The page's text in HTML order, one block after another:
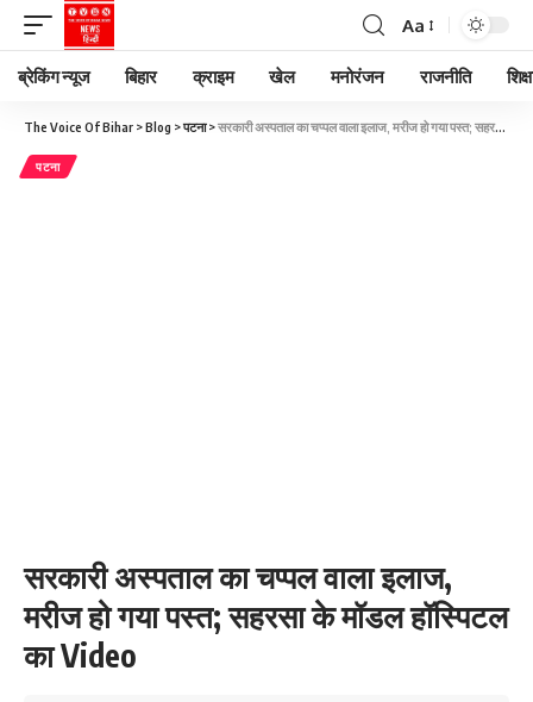
Aa
ब्रेकिंग न्यूज बिहार क्राइम खेल मनोरंजन राजनीति
The Voice Of Bihar >Blog >पटना>सरकारी अस्पताल का चप्पल वाला इलाज, मरीज हो गया पस्त; सहरसा के मॉडल हॉस्पिटल का Video
पटना
सरकारी अस्पताल का चप्पल वाला इलाज,
मरीज हो गया पस्त; सहरसा के मॉडल हॉस्पिटल
का Video